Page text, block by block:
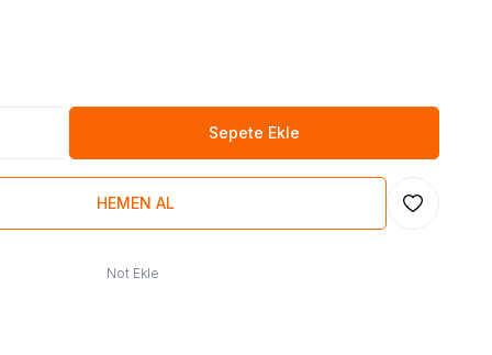
Sepete Ekle
HEMEN AL Favoriye
Not Ekle